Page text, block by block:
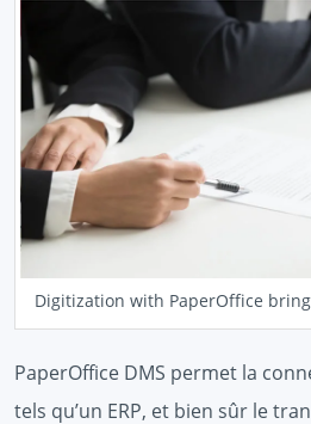
Digitization with PaperOffice
PaperOffice DMS permet la
tels qu’un ERP, et bien sûr le